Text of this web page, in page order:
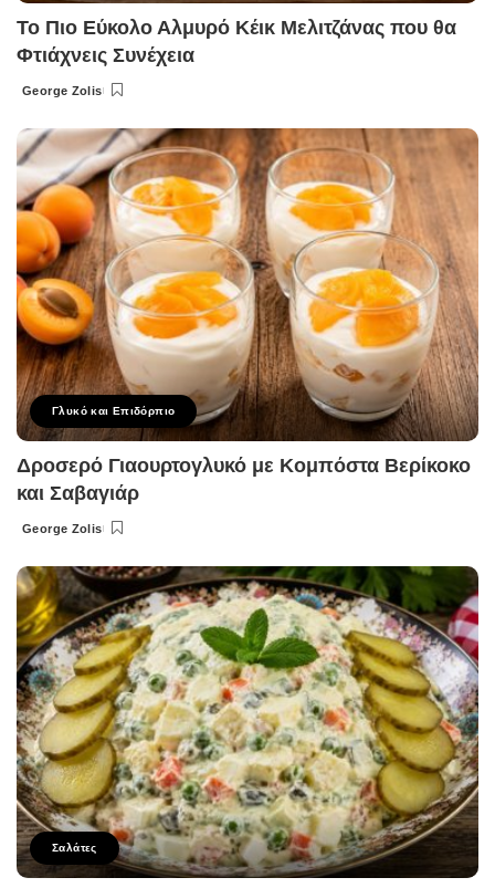
Το Πιο Εύκολο Αλμυρό Κέικ Μελιτζάνας που θα
Φτιάχνεις Συνέχεια
Posted
George Zolis
Γλυκό και Επιδόρπιο
Δροσερό Γιαουρτογλυκό με Κομπόστα Βερίκοκο
και Σαβαγιάρ
Posted
George Zolis
Σαλάτες